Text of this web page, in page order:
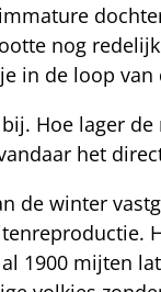
nog
in de loop van
Hoe lager
het
winter
1900 mijten